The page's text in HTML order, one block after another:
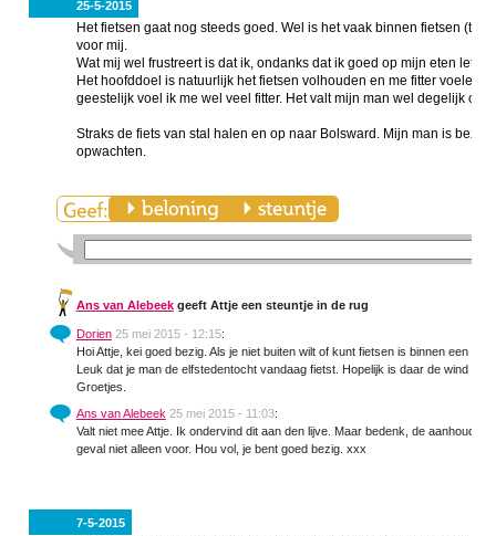
25-5-2015
Het fietsen gaat nog steeds goed. Wel is het vaak binnen fietsen
voor mij.
Wat mij wel frustreert is dat ik, ondanks dat ik goed op mijn eten let,
Het hoofddoel is natuurlijk het fietsen volhouden en me fitter voelen.
geestelijk voel ik me wel veel fitter. Het valt mijn man wel degelijk op
Straks de fiets van stal halen en op naar Bolsward. Mijn man is
opwachten.
Ans van Alebeekgeeft Attje een steuntje in de rug
Dorien 25 mei 2015 - 12:15:
Hoi Attje, kei goed bezig. Als je niet buiten wilt of kunt fietsen is binnen een
Leuk dat je man de elfstedentocht vandaag fietst. Hopelijk is daar de wind
Groetjes.
Ans van Alebeek 25 mei 2015 - 11:03:
Valt niet mee Attje. Ik ondervind dit aan den lijve. Maar bedenk, de
geval niet alleen voor. Hou vol, je bent goed bezig. xxx
7-5-2015